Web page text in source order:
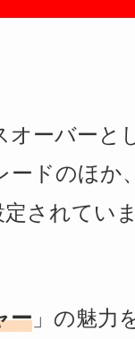
ーバーと
ドのほか、
されていま
ー 」の魅力